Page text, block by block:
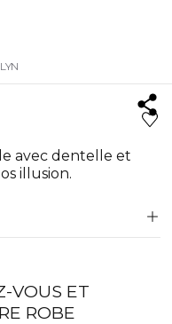
avec dentelle et
illusion.
VOUS ET
ROBE